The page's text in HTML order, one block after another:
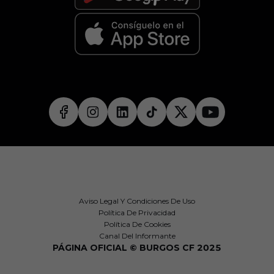
Aviso Legal Y Condiciones De Uso
Política De Privacidad
Política De Cookies
Canal Del Informante
PÁGINA OFICIAL © BURGOS CF 2025